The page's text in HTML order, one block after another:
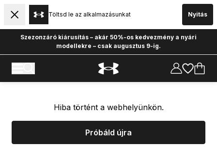
Töltsd le az alkalmazásunkat Nyitás
Szezonzáró kiárusítás – akár 50%-os kedvezmény a nyári
modellekre – csak augusztus 9-ig.
Hiba történt a webhelyünkön.
Próbáld újra